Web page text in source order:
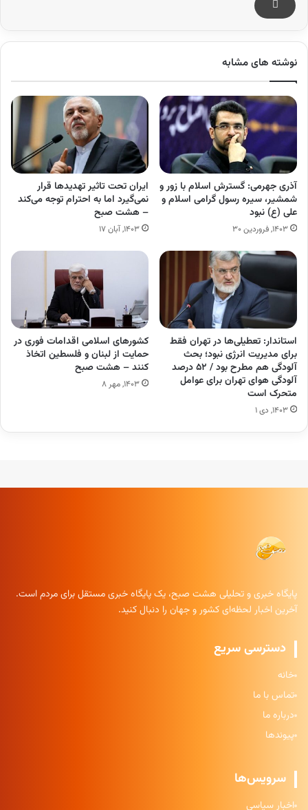
نوشته های مشابه
آذری جهرمی: گسترش اسلام با زور و
شمشیر، سیره رسول گرامی اسلام و
علی (ع) نبود
۱۴۰۳, فروردین ۳۰
ایران تحت تاثیر تهدیدها قرار
نمی‌گیرد اما به احترام توجه می‌کند
– هشت صبح
۱۴۰۳, آبان ۱۷
استاندار: تعطیلی‌ها در تهران فقط
برای مدیریت انرژی نبود؛ بحث
آلودگی هم مطرح بود / ۵۲ درصد
آلودگی هوای تهران برای عوامل
متحرک است
۱۴۰۳, دی ۱
کشورهای اسلامی اقدامات فوری در
حمایت از لبنان و فلسطین اتخاذ
کنند – هشت صبح
۱۴۰۳, مهر ۸
پایگاه خبری و تحلیلی هشت صبح، یک پایگاه خبری مستقل برای مردم است.
آخرین اخبار لحظه‌ای کشور و جهان را دنبال کنید.
دسترسی سریع
خانه
تماس با ما
درباره ما
پیوندها
سرویس‌ها
اخبار سیاسی